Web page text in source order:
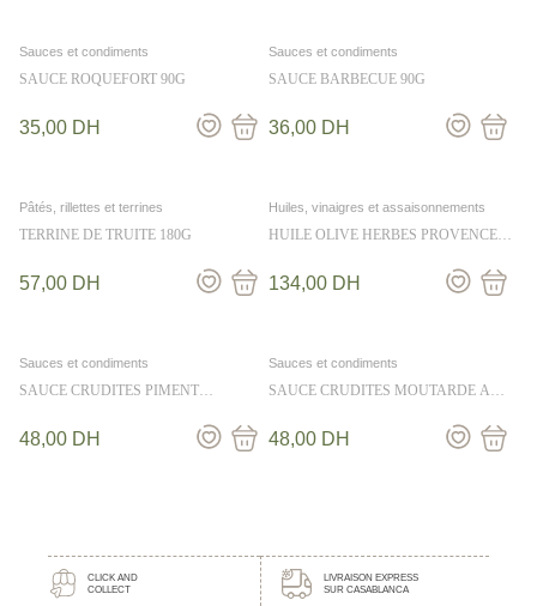
Sauces et condiments
SAUCE ROQUEFORT 90G
35,00 DH
Sauces et condiments
SAUCE BARBECUE 90G
36,00 DH
Pâtés, rillettes et terrines
TERRINE DE TRUITE 180G
57,00 DH
Huiles, vinaigres et assaisonnements
HUILE OLIVE HERBES PROVENCE
134,00 DH
Sauces et condiments
SAUCE CRUDITES PIMENT
48,00 DH
Sauces et condiments
SAUCE CRUDITES MOUTARDE A
48,00 DH
CLICK AND
COLLECT
LIVRAISON EXPRESS
SUR CASABLANCA